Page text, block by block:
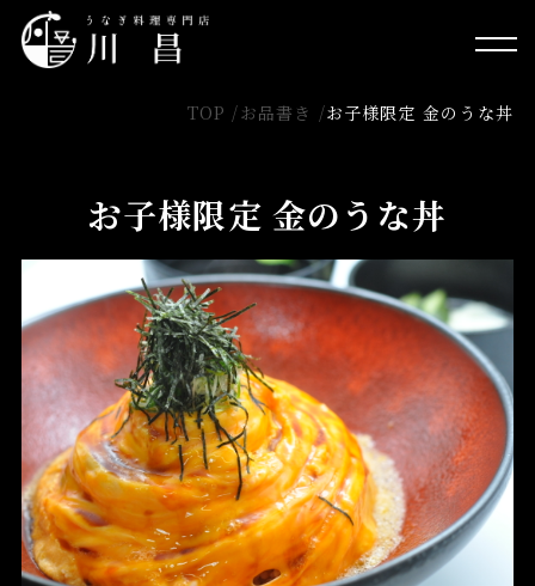
TOP /お品書き /お子様限定 金のうな丼
お子様限定 金のうな丼